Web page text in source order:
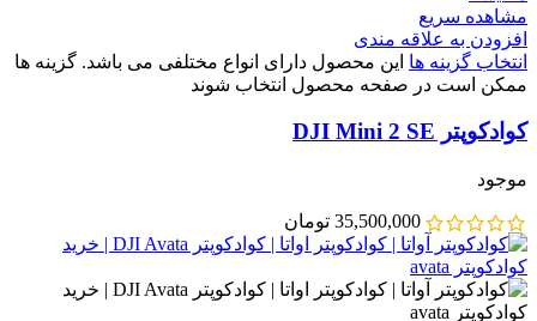
مشاهده سریع
افزودن به علاقه مندی
انتخاب گزینه ها این محصول دارای انواع مختلفی می باشد. گزینه ها
ممکن است در صفحه محصول انتخاب شوند
کوادکوپتر DJI Mini 2 SE
موجود
35,500,000 تومان